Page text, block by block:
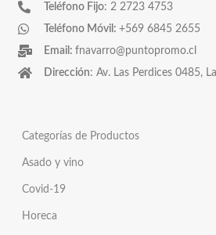
Teléfono Fijo: 2 2723 4753
Teléfono Móvil: +569 6845 2655
Email: fnavarro@puntopromo.cl
Dirección: Av. Las Perdices 0485,
Categorías de Productos
Asado y vino
Covid-19
Horeca